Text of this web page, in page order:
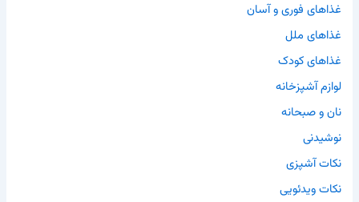
غذاهای فوری و آسان
غذاهای ملل
غذاهای کودک
لوازم آشپزخانه
نان و صبحانه
نوشیدنی
نکات آشپزی
نکات ویدئویی